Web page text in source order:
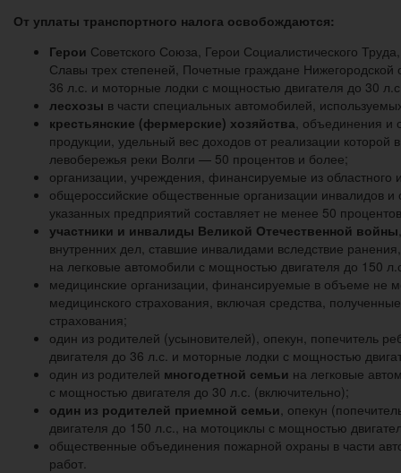
От уплаты транспортного налога освобождаются:
Герои Советского Союза, Герои Социалистического
Славы трех степеней, Почетные граждане
36 л.с. и моторные лодки с мощностью двигателя до 30
лесхозы в части специальных автомобилей,
крестьянские (фермерские) хозяйства , объединения и
продукции, удельный вес доходов от реализации
левобережья реки Волги — 50 процентов и более;
организации, учреждения, финансируемые из
общероссийские общественные организации инвалидов и
указанных предприятий составляет не менее 50
участники и инвалиды Великой Отечественной войны
внутренних дел, ставшие инвалидами вследствие
на легковые автомобили с мощностью двигателя до 150
медицинские организации, финансируемые в объеме не
медицинского страхования, включая средства,
страхования;
один из родителей (усыновителей), опекун, попечитель
двигателя до 36 л.с. и моторные лодки с мощностью
один из родителей многодетной семьи на легковые
с мощностью двигателя до 30 л.с. (включительно);
один из родителей приемной семьи , опекун
двигателя до 150 л.с., на мотоциклы с мощностью
общественные объединения пожарной охраны в части
работ.